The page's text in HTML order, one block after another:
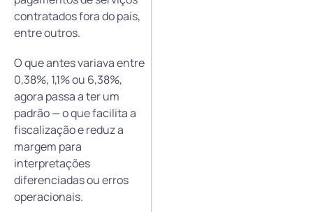
contratados fora do país,
entre outros.
O que antes variava entre
0,38%, 1,1% ou 6,38%,
agora passa a ter um
padrão — o que facilita a
fiscalização e reduz a
margem para
interpretações
diferenciadas ou erros
operacionais.